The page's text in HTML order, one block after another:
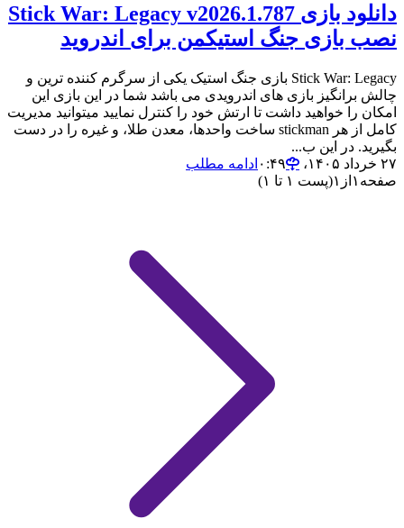
دانلود بازی Stick War: Legacy v2026.1.787
نصب بازی جنگ استیکمن برای اندروید
Stick War: Legacy بازی جنگ استیک یکی از سرگرم کننده ترین و
چالش برانگیز بازی های اندرویدی می باشد شما در این بازی این
امکان را خواهید داشت تا ارتش خود را کنترل نمایید میتوانید مدیریت
کامل از هر stickman ساخت واحدها، معدن طلا، و غیره را در دست
بگیرید. در این ب...
۲۷ خرداد ۱۴۰۵،‏ ۰:۴۹
ادامه مطلب
صفحه ۱ از ۱(پست ۱ تا ۱)